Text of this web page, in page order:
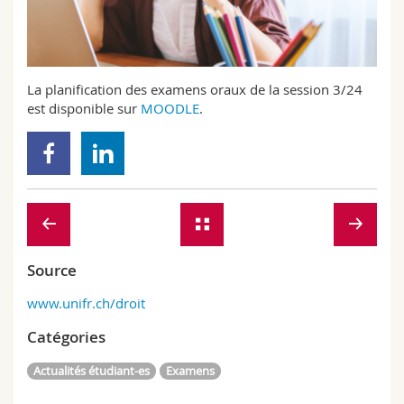
Sciences et médecine
Interfacultaire
Collaborateurs
Doctorants
Webmail
Programme des cours
MyUnifr
La planification des examens oraux de la session 3/24
est disponible sur MOODLE.
Source
www.unifr.ch/droit
Catégories
Actualités étudiant-es Examens